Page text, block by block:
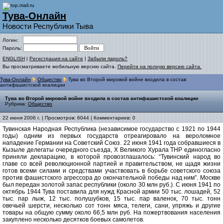
Тува-Онлайн
Новости Республики Тыва
Логин:
Пароль:
ENGLISH | Регистрация на сайте | Забыли пароль?
Вы просматриваете мобильную версию сайта. Перейти на полную версию сайта.
Тува-Онлайн Общество
Тува во Второй мировой войне входила в состав
антифашистской коалиции
Тува во Второй мировой войне входила в состав антифашистской коалиции
Рубрика: Общество
22 июня 2006 г. | Просмотров: 6044 | Комментариев: 0
Тувинская Народная Республика (независимое государство с 1921 по 1944
годы) одним из первых государств отреагировало на вероломное
нападение Германии на Советский Союз. 22 июня 1941 года собравшиеся в
Кызыле делегаты очередного съезда, X Великого Хурала ТНР единогласно
приняли декларацию, в которой провозглашалось: “Тувинский народ во
главе со всей революционной партией и правительством, не щадя жизни
готов всеми силами и средствами участвовать в борьбе советского союза
против фашистского агрессора до окончательной победы над ним”. Москве
был передан золотой запас республики (около 30 млн руб.). С июня 1941 по
октябрь 1944 Тува поставила для нужд Красной армии 50 тыс. лошадей, 52
тыс. пар лыж, 12 тыс. полушубков, 15 тыс. пар валенок, 70 тыс. тонн
овечьей шерсти, несколько сот тонн мяса, телеги, сани, упряжь и другие
товары на общую сумму около 66,5 млн руб. На пожертвования населения
закуплено несколько десятков боевых самолетов.